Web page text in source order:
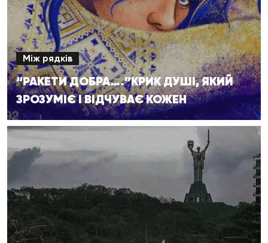
Між рядків
“РАКЕТИ ДОБРА….”КРИК ДУШІ, ЯКИЙ
ЗРОЗУМІЄ І ВІДЧУВАЄ КОЖЕН